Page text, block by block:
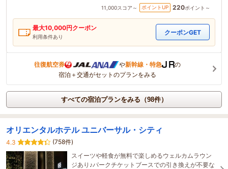
11,000スコア～ ポイントUP 220ポイント～
最大10,000円クーポン
利用条件あり
クーポンGET
往復航空券 や新幹線・特急
の
宿泊＋交通がセットのプランをみる
すべての宿泊プランをみる（98件）
オリエンタルホテル ユニバーサル・シティ
4.3
(758件)
スイーツや軽食が無料で楽しめるウェルカムラウン
ジあり♪パークチケットブースでの引き換えが不要な